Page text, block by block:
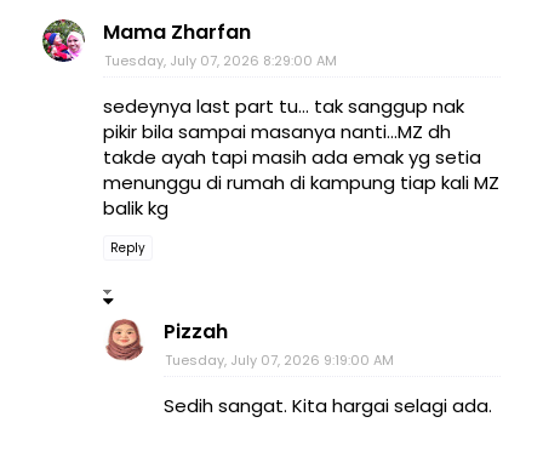
Mama Zharfan
Tuesday, July 07, 2026 8:29:00 AM
sedeynya last part tu... tak sanggup nak
pikir bila sampai masanya nanti...MZ dh
takde ayah tapi masih ada emak yg setia
menunggu di rumah di kampung tiap kali MZ
balik kg
Reply
Pizzah
Tuesday, July 07, 2026 9:19:00 AM
Sedih sangat. Kita hargai selagi ada.